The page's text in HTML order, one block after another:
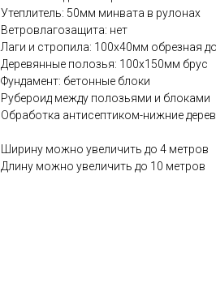
Утеплитель: 50мм минвата в рулонах
Ветровлагозащита: нет
Лаги и стропила: 100х40мм обрезная
Деревянные полозья: 100х150мм брус
Фундамент: бетонные блоки
Рубероид между полозьями и блоками
Обработка антисептиком-нижние
Ширину можно увеличить до 4 метров
Длину можно увеличить до 10 метров